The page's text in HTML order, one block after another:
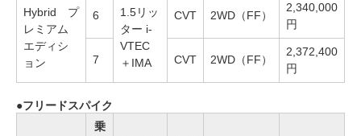
Hybrid プ
レミアム
エディシ
ョン
6
1.5リッ
ター i-
VTEC
＋IMA
CVT 2WD（FF）
2,340,000
円
7 CVT 2WD（FF）
2,372,400
円
フリードスパイク
乗